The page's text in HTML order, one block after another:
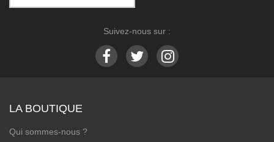
Suivez-nous sur :
LA BOUTIQUE
Qui sommes-nous ?